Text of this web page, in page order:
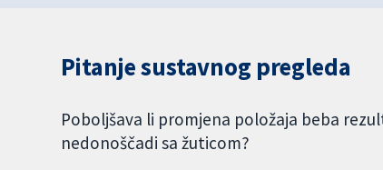
Pitanje sustavnog pregleda
Poboljšava li promjena položaja beba
nedonoščadi sa žuticom?